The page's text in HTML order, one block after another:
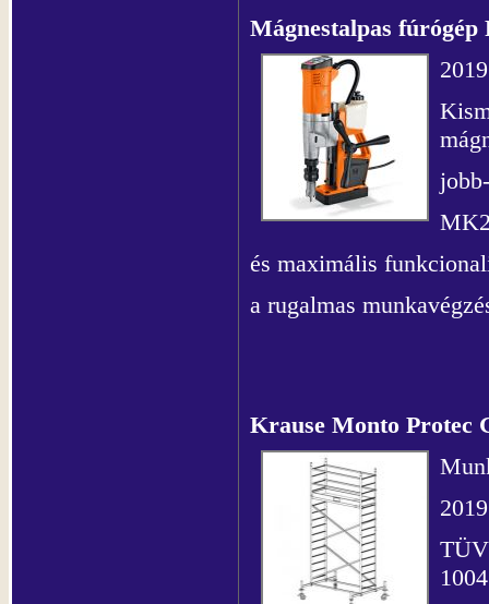
Mágnestalpas
és maximális
a rugalmas
Krause Monto Protec